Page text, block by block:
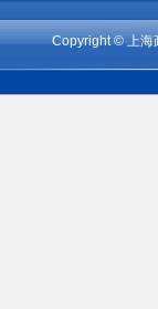
Copyright©上海